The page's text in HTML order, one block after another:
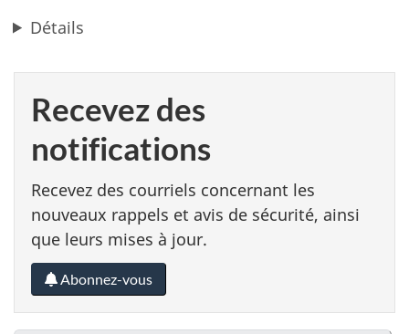
Détails
Recevez des
notifications
Recevez des courriels concernant les
nouveaux rappels et avis de sécurité, ainsi
que leurs mises à jour.
Abonnez-vous